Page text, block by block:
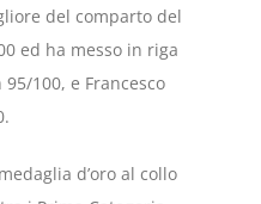
del comparto del
ed ha messo in riga
100, e Francesco
d’oro al collo